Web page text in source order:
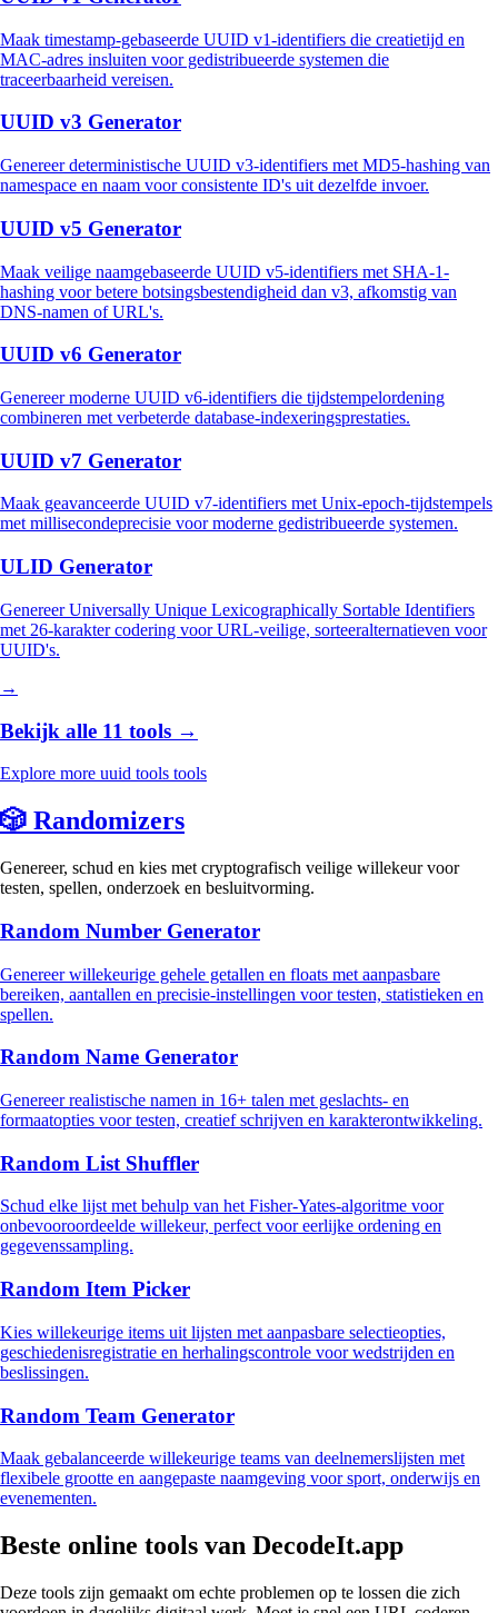
Maak timestamp-gebaseerde UUID v1-identifiers die creatietijd en
MAC-adres insluiten voor gedistribueerde systemen die
traceerbaarheid vereisen.
UUID v3 Generator
Genereer deterministische UUID v3-identifiers met MD5-hashing van
namespace en naam voor consistente ID's uit dezelfde invoer.
UUID v5 Generator
Maak veilige naamgebaseerde UUID v5-identifiers met SHA-1-
hashing voor betere botsingsbestendigheid dan v3, afkomstig van
DNS-namen of URL's.
UUID v6 Generator
Genereer moderne UUID v6-identifiers die tijdstempelordening
combineren met verbeterde database-indexeringsprestaties.
UUID v7 Generator
Maak geavanceerde UUID v7-identifiers met Unix-epoch-tijdstempels
met millisecondeprecisie voor moderne gedistribueerde systemen.
ULID Generator
Genereer Universally Unique Lexicographically Sortable Identifiers
met 26-karakter codering voor URL-veilige, sorteeralternatieven voor
UUID's.
→
Bekijk alle 11 tools →
Explore more uuid tools tools
🎲 Randomizers
Genereer, schud en kies met cryptografisch veilige willekeur voor
testen, spellen, onderzoek en besluitvorming.
Random Number Generator
Genereer willekeurige gehele getallen en floats met aanpasbare
bereiken, aantallen en precisie-instellingen voor testen, statistieken en
spellen.
Random Name Generator
Genereer realistische namen in 16+ talen met geslachts- en
formaatopties voor testen, creatief schrijven en karakterontwikkeling.
Random List Shuffler
Schud elke lijst met behulp van het Fisher-Yates-algoritme voor
onbevooroordeelde willekeur, perfect voor eerlijke ordening en
gegevenssampling.
Random Item Picker
Kies willekeurige items uit lijsten met aanpasbare selectieopties,
geschiedenisregistratie en herhalingscontrole voor wedstrijden en
beslissingen.
Random Team Generator
Maak gebalanceerde willekeurige teams van deelnemerslijsten met
flexibele grootte en aangepaste naamgeving voor sport, onderwijs en
evenementen.
Beste online tools van DecodeIt.app
Deze tools zijn gemaakt om echte problemen op te lossen die zich